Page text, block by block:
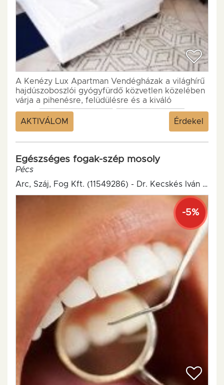
A Kenézy Lux Apartman Vendégházak a világhírű
hajdúszoboszlói gyógyfürdő közvetlen közelében
várja a pihenésre, felüdülésre és a kiváló
minőségű wellness...
AKTIVÁLOM
Érdekel
Egészséges fogak-szép mosoly
Pécs
Arc, Száj, Fog Kft. (11549286) - Dr. Kecskés Iván Fogorvosi Rendelő
-5%